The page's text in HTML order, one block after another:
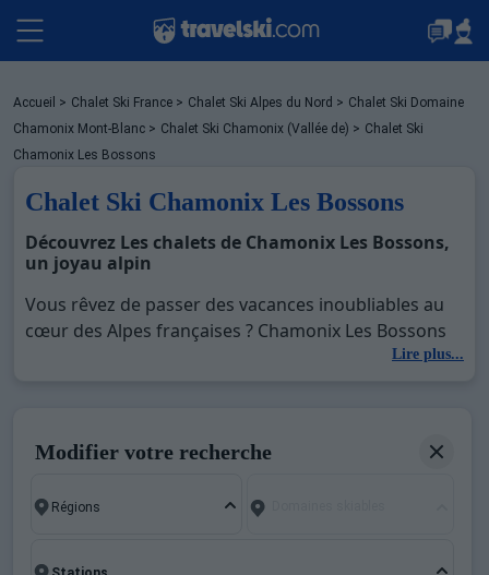
Packages
Hébergements
Bons plans
Français (FR)
Accueil > Chalet Ski France > Chalet Ski Alpes du Nord > Chalet Ski Domaine
Chamonix Mont-Blanc > Chalet Ski Chamonix (Vallée de) > Chalet Ski
Chamonix Les Bossons
Chalet Ski Chamonix Les Bossons
Découvrez Les chalets de Chamonix Les Bossons,
un joyau alpin
Vous rêvez de passer des vacances inoubliables au
cœur des Alpes françaises ? Chamonix Les Bossons
est la destination parfaite pour vous. Niché au pied
Travelski, vous pouvez réserver un chalet au ski à
avantages que cette station unique a à offrir.
Lire plus...
Modifier votre recherche